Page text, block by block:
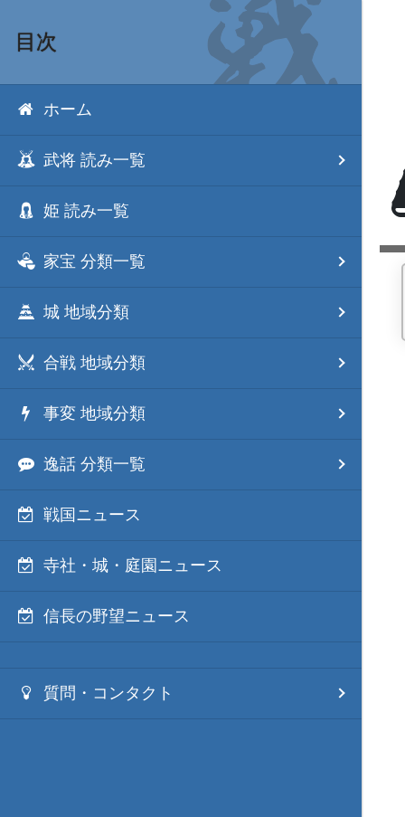
目次
ホーム
武将 読み一覧
姫 読み一覧
家宝 分類一覧
城 地域分類
合戦 地域分類
事変 地域分類
逸話 分類一覧
戦国ニュース
寺社・城・庭園ニュース
信長の野望ニュース
質問・コンタクト